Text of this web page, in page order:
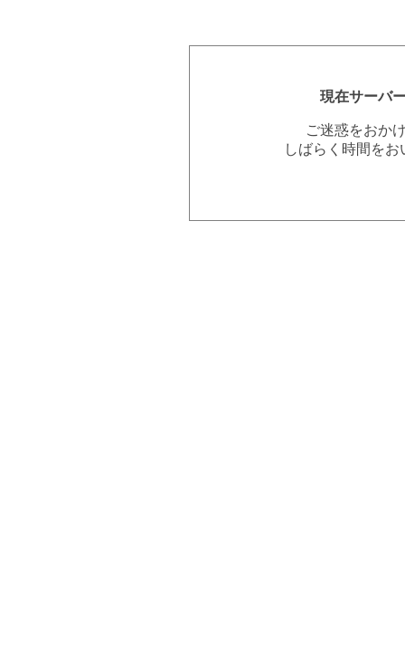
現在サーバ
ご迷惑をおか
しばらく時間を